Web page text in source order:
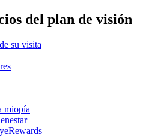
del plan de visión
su visita
miopía